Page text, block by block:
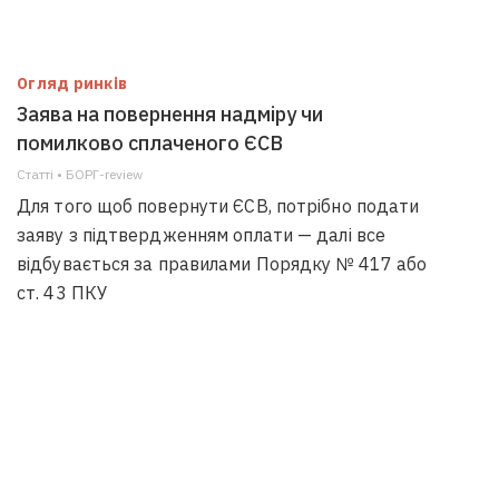
Огляд ринків
Заява на повернення надміру чи
помилково сплаченого ЄСВ
Статті • БОРГ-review
Для того щоб повернути ЄСВ, потрібно подати
заяву з підтвердженням оплати — далі все
відбувається за правилами Порядку № 417 або
ст. 43 ПКУ